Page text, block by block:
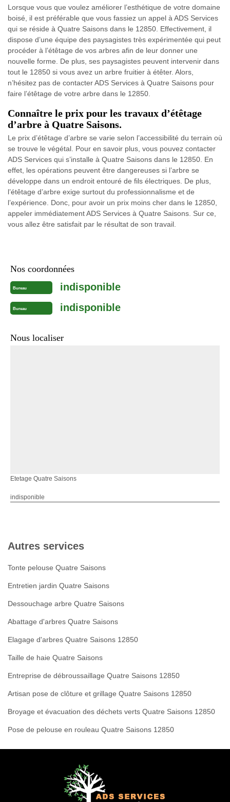
Lorsque vous que voulez améliorer l’esthétique de votre domaine
boisé, il est préférable que vous fassiez un appel à ADS Services
qui se réside à Quatre Saisons dans le 12850. Effectivement, il
dispose d’une équipe des paysagistes très expérimentée qui peut
procéder à l’étêtage de vos arbres afin de leur donner une
nouvelle forme. De plus, ses paysagistes peuvent intervenir dans
tout le 12850 si vous avez un arbre fruitier à étêter. Alors,
n’hésitez pas de contacter ADS Services à Quatre Saisons pour
faire l’étêtage de votre arbre dans le 12850.
Connaître le prix pour les travaux d’étêtage
d’arbre à Quatre Saisons.
Le prix d’étêtage d’arbre se varie selon l’accessibilité du terrain où
se trouve le végétal. Pour en savoir plus, vous pouvez contacter
ADS Services qui s’installe à Quatre Saisons dans le 12850. En
effet, les opérations peuvent être dangereuses si l’arbre se
développe dans un endroit entouré de fils électriques. De plus,
l’étêtage d’arbre exige surtout du professionnalisme et de
l’expérience. Donc, pour avoir un prix moins cher dans le 12850,
appeler immédiatement ADS Services à Quatre Saisons. Sur ce,
vous allez être satisfait par le résultat de son travail.
Nos coordonnées
Bureau indisponible
Bureau indisponible
Nous localiser
Etetage Quatre Saisons
indisponible
Autres services
Tonte pelouse Quatre Saisons
Entretien jardin Quatre Saisons
Dessouchage arbre Quatre Saisons
Abattage d'arbres Quatre Saisons
Elagage d'arbres Quatre Saisons 12850
Taille de haie Quatre Saisons
Entreprise de débroussaillage Quatre Saisons 12850
Artisan pose de clôture et grillage Quatre Saisons 12850
Broyage et évacuation des déchets verts Quatre Saisons 12850
Pose de pelouse en rouleau Quatre Saisons 12850